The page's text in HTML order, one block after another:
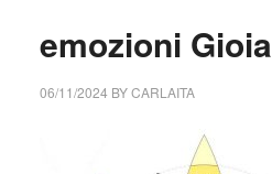
emozioni Gioia
06/11/2024 BYCARLAITA